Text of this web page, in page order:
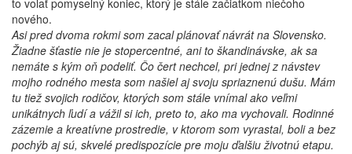
to volať pomyselný koniec, ktorý je stále začiatkom niečoho
nového.
Asi pred dvoma rokmi som zacal plánovať návrát na Slovensko.
Žiadne šťastie nie je stopercentné, ani to škandinávske, ak sa
nemáte s kým oň podeliť. Čo čert nechcel, pri jednej z návstev
mojho rodného mesta som našiel aj svoju spriaznenú dušu. Mám
tu tiež svojich rodičov, ktorých som stále vnímal ako veľmi
unikátnych ľudí a vážil si ich, preto to, ako ma vychovali. Rodinné
zázemie a kreatívne prostredie, v ktorom som vyrastal, boli a bez
pochýb aj sú, skvelé predispozície pre moju ďalšiu životnú etapu.